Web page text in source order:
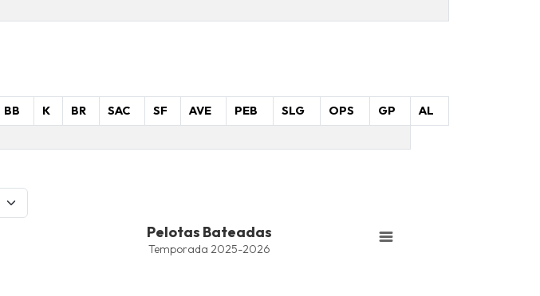
BB K BR SAC SF AVE PEB SLG OPS GP
AL
Pelotas Bateadas
Temporada 2025-2026